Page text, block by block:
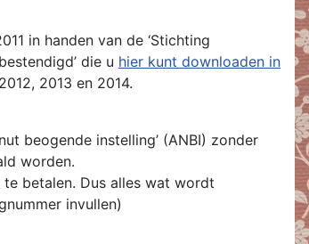
in handen van de ‘Stichting
die u hier kunt downloaden in
2013 en 2014.
beogende instelling’ (ANBI) zonder
worden.
betalen. Dus alles wat wordt
invullen)